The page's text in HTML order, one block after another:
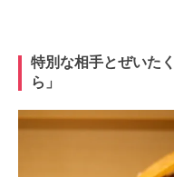
特別な相手とぜいた
ら」